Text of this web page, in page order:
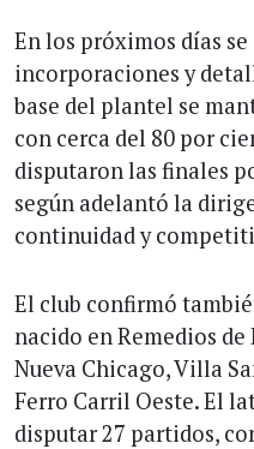
En los próximos días
incorporaciones y
base del plantel se
con cerca del 80 por
disputaron las finales
según adelantó la
continuidad y
El club confirmó
nacido en Remedios de
Nueva Chicago, Villa
Ferro Carril Oeste. El
disputar 27 partidos,